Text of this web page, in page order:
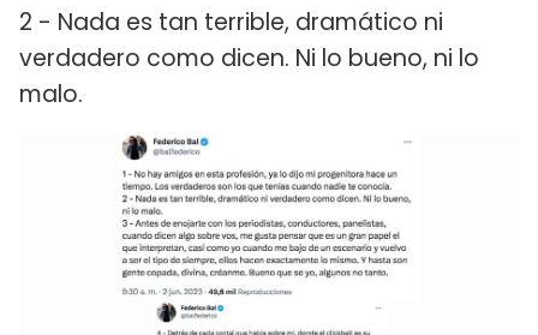
2 - Nada es tan terrible, dramático ni
verdadero como dicen. Ni lo bueno, ni lo
malo.